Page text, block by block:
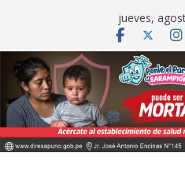
contenido
jueves,